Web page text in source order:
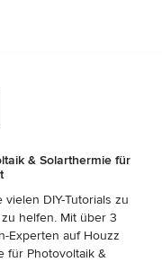
& Solarthermie für
DIY-Tutorials zu
helfen. Mit über 3
Experten auf Houzz
für Photovoltaik &